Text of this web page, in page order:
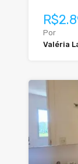
Por
Valéria